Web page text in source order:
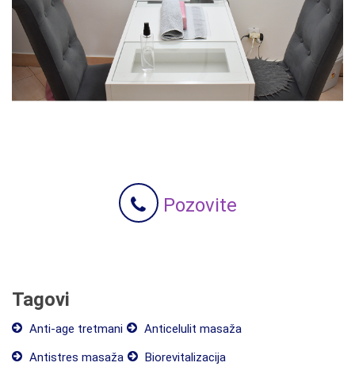
Pozovite
Tagovi
Anti-age tretmani
Anticelulit masaža
Antistres masaža
Biorevitalizacija